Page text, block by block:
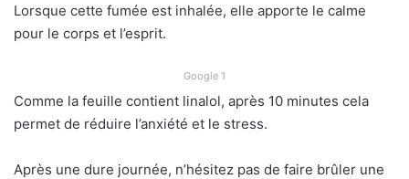
Lorsque cette fumée est inhalée, elle apporte le calme
pour le corps et l’esprit.
Google 1
Comme la feuille contient linalol, après 10 minutes cela
permet de réduire l’anxiété et le stress.
Après une dure journée, n’hésitez pas de faire brûler une